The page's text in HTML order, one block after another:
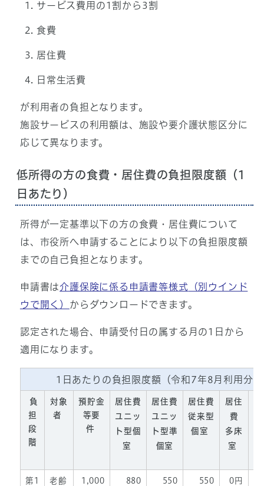
サービス費用の1割から3割
食費
居住費
日常生活費
が利用者の負担となります。
施設サービスの利用額は、施設や要介護状態区分に
応じて異なります。
低所得の方の食費・居住費の負担限度額（1
日あたり）
所得が一定基準以下の方の食費・居住費について
は、市役所へ申請することにより以下の負担限度額
までの自己負担となります。
申請書は介護保険に係る申請書等様式 （別ウインド
ウで開く） からダウンロードできます。
認定された場合、申請受付日の属する月の1日から
適用になります。
1日あたりの負担限度額（令和7年8月利用分
負
担
段
階
対象
者
預貯金
等要
件
居住費
ユニッ
ト型個
室
居住費
ユニッ
ト型準
個室
居住費
従来型
個室
居住
費
多床
室
第1
老齢
1,000
880
550
550
0円